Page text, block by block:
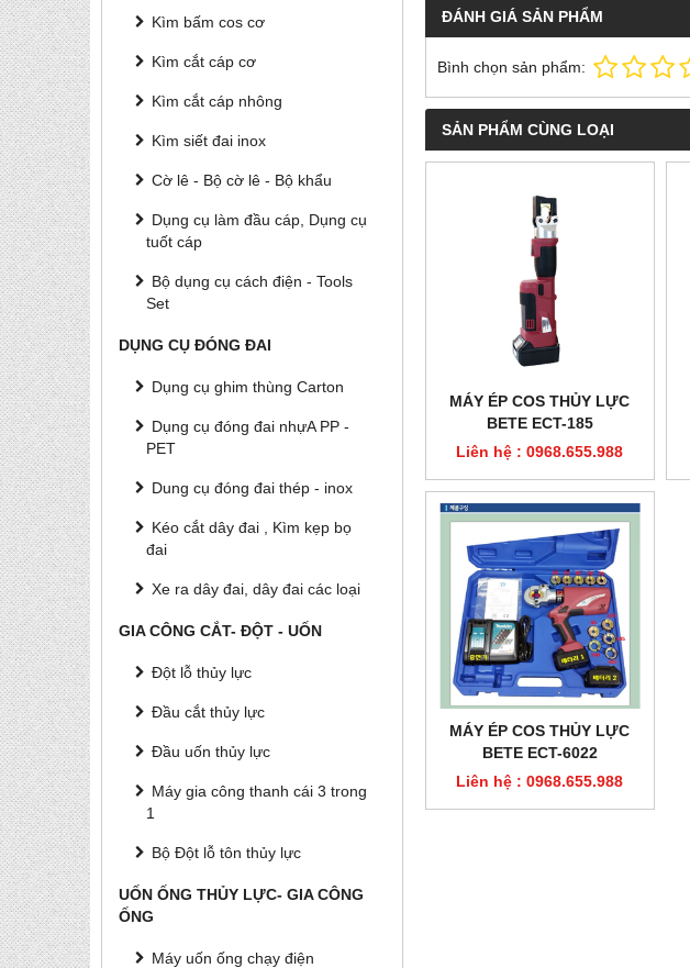
Kìm bấm cos cơ
Kìm cắt cáp cơ
Kìm cắt cáp nhông
Kìm siết đai inox
Cờ lê - Bộ cờ lê - Bộ khẩu
Dụng cụ làm đầu cáp, Dụng cụ
tuốt cáp
Bộ dụng cụ cách điện - Tools
Set
DỤNG CỤ ĐÓNG ĐAI
Dụng cụ ghim thùng Carton
Dụng cụ đóng đai nhựA PP -
PET
Dung cụ đóng đai thép - inox
Kéo cắt dây đai , Kìm kẹp bọ
đai
Xe ra dây đai, dây đai các loại
GIA CÔNG CẮT- ĐỘT - UỐN
Đột lỗ thủy lực
Đầu cắt thủy lực
Đầu uốn thủy lực
Máy gia công thanh cái 3 trong
1
Bộ Đột lỗ tôn thủy lực
UỐN ỐNG THỦY LỰC- GIA CÔNG
ỐNG
Máy uốn ống chạy điện
ĐÁNH GIÁ SẢN PHẨM
Bình chọn sản phẩm:
SẢN PHẨM CÙNG LOẠI
MÁY ÉP COS THỦY LỰC
BETE ECT-185
Liên hệ : 0968.655.988
MÁY ÉP COS THỦY LỰC
BETE ECT-6022
Liên hệ : 0968.655.988